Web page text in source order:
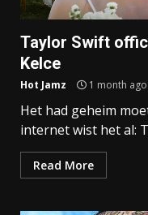
Taylor Swift
Kelce
Hot Jamz 1 month ago
Het had geheim
internet wist het al:
Read More